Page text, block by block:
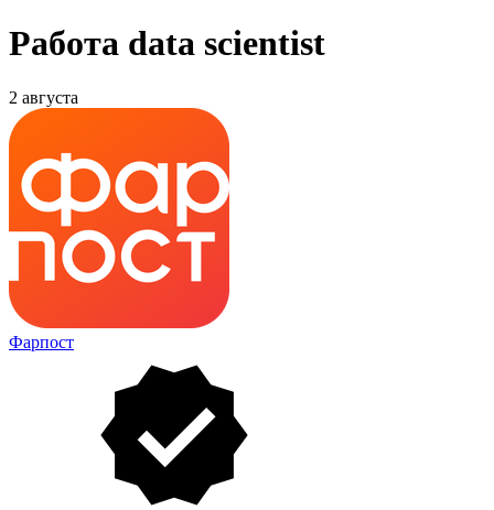
Работа data scientist
2 августа
Фарпост